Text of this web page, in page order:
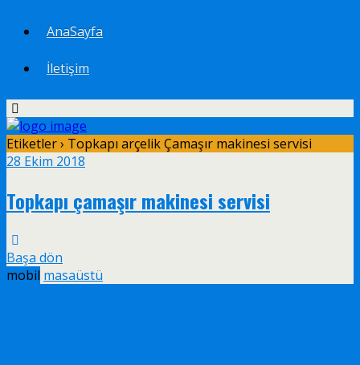
AnaSayfa
İletişim
Etiketler › Topkapı arçelik Çamaşır makinesi servisi
28 Ekim 2018
Topkapı çamaşır makinesi servisi
Başa dön
mobil masaüstü